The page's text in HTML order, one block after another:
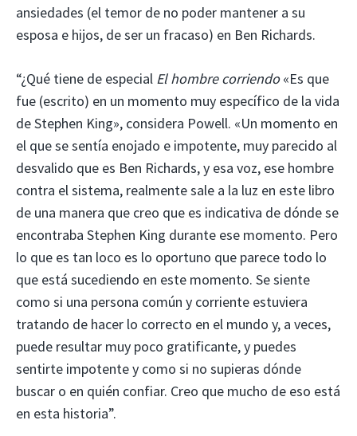
ansiedades (el temor de no poder mantener a su
esposa e hijos, de ser un fracaso) en Ben Richards.
“¿Qué tiene de especial El hombre corriendo«Es que
fue (escrito) en un momento muy específico de la vida
de Stephen King», considera Powell. «Un momento en
el que se sentía enojado e impotente, muy parecido al
desvalido que es Ben Richards, y esa voz, ese hombre
contra el sistema, realmente sale a la luz en este libro
de una manera que creo que es indicativa de dónde se
encontraba Stephen King durante ese momento. Pero
lo que es tan loco es lo oportuno que parece todo lo
que está sucediendo en este momento. Se siente
como si una persona común y corriente estuviera
tratando de hacer lo correcto en el mundo y, a veces,
puede resultar muy poco gratificante, y puedes
sentirte impotente y como si no supieras dónde
buscar o en quién confiar. Creo que mucho de eso está
en esta historia”.